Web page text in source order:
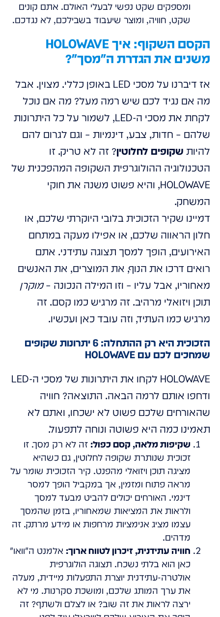
ומספקים שקט נפשי לבעלי האולם. אתם קונים
שקט, חוויה, ומוצר שיעבוד בשבילכם, לא נגדכם.
הקסם השקוף: איך HOLOWAVE
משנים את הגדרת ה"מסך"?
אז דיברנו על מסכי LED באופן כללי. מצוין. אבל
מה אם נגיד לכם שיש רמה מעל? מה אם נוכל
לקחת את מסכי ה-LED, לשמור על כל היתרונות
שלהם – חדות, צבע, דינמיות – וגם לגרום להם
להיות שקופים לחלוטין? זה לא טריק. זו
הטכנולוגיה ההולוגרפית השקופה המהפכנית של
HOLOWAVE, והיא פשוט משנה את חוקי
המשחק.
דמיינו שקיר הזכוכית בלובי היוקרתי שלכם, או
חלון הראווה שלכם, או אפילו מעקה במתחם
האירועים, הופך למסך תצוגה עתידני. אתם
רואים דרכו את הנוף, את המוצרים, את האנשים
מאחוריו, אבל עליו – וזו המילה הנכונה –מוקרן
תוכן ויזואלי מרהיב. זה מרגיש כמו קסם. זה
מרגיש כמו העתיד, וזה עובד כאן ועכשיו.
הזכוכית היא רק ההתחלה: 6 יתרונות שקופים
שמחכים לכם עם HOLOWAVE
HOLOWAVE לקחו את היתרונות של מסכי ה-LED
ודחפו אותם לרמה הבאה. התוצאה? חוויה
שהאורחים שלכם פשוט לא ישכחו, ואתם לא
תאמינו כמה היא פשוטה ונוחה לתפעול.
שקיפות מלאה, קסם כפול: זה לא רק מסך. זו
זכוכית שנותרת שקופה לחלוטין, גם כשהיא
מציגה תוכן ויזואלי מהפנט. קיר הזכוכית שומר על
מראה פתוח ומזמין, אך במקביל הופך למסר
דינמי. האורחים יכולים להביט מבעד למסך
ולראות את המציאות שמאחוריו, בזמן שהמסך
עצמו מציג אנימציות מרחפות או מידע מרתק. זה
מדהים.
חוויה עתידנית, זיכרון לטווח ארוך: אלמנט ה"וואו"
כאן הוא בלתי נשכח. תצוגה הולוגרפית
אולטרה-עתידנית יוצרת התפעלות מיידית, מעלה
את ערך המותג שלכם, ומושכת סקרנות. מי לא
ירצה לראות את זה שוב? או לצלם ולשתף? זה